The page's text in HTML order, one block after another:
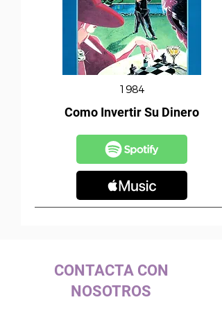
1984
Como Invertir Su Dinero
CONTACTA CON
NOSOTROS